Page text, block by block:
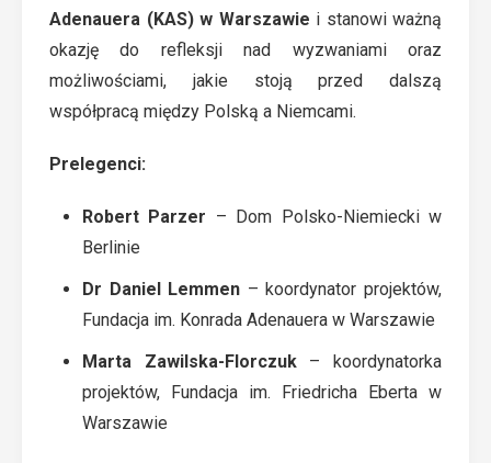
Adenauera (KAS) w Warszawie i stanowi ważną
okazję do refleksji nad wyzwaniami oraz
możliwościami, jakie stoją przed dalszą
współpracą między Polską a Niemcami.
Prelegenci:
Robert Parzer – Dom Polsko-Niemiecki w
Berlinie
Dr Daniel Lemmen – koordynator projektów,
Fundacja im. Konrada Adenauera w Warszawie
Marta Zawilska-Florczuk– koordynatorka
projektów, Fundacja im. Friedricha Eberta w
Warszawie